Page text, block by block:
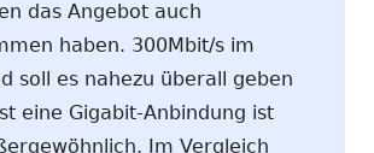
das Angebot auch
haben. 300Mbit/s im
soll es nahezu überall geben
eine Gigabit-Anbindung ist
Im Vergleich